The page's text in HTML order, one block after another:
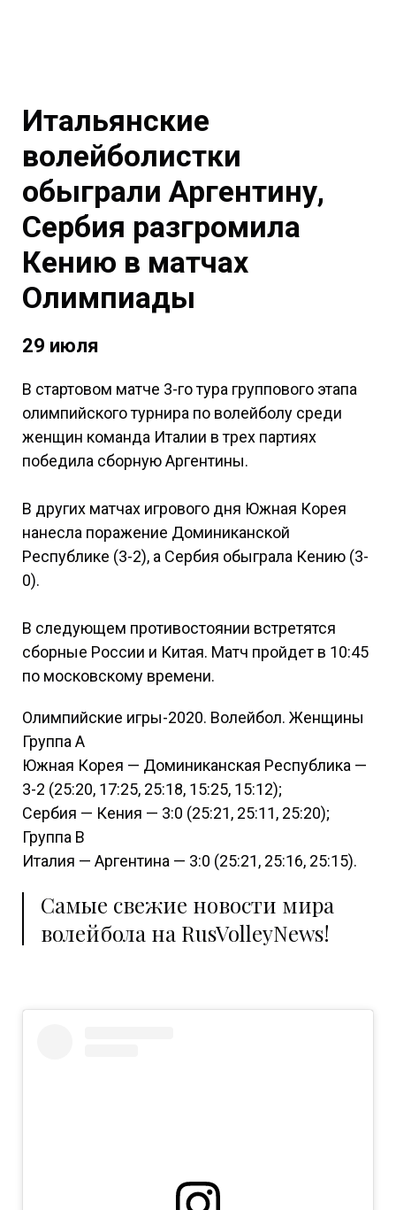
Итальянские
волейболистки
обыграли Аргентину,
Сербия разгромила
Кению в матчах
Олимпиады
29 июля
В стартовом матче 3-го тура группового этапа
олимпийского турнира по волейболу среди
женщин команда Италии в трех партиях
победила сборную Аргентины.
В других матчах игрового дня Южная Корея
нанесла поражение Доминиканской
Республике (3-2), а Сербия обыграла Кению (3-
0).
В следующем противостоянии встретятся
сборные России и Китая. Матч пройдет в 10:45
по московскому времени.
Олимпийские игры-2020. Волейбол. Женщины
Группа А
Южная Корея — Доминиканская Республика —
3-2 (25:20, 17:25, 25:18, 15:25, 15:12);
Сербия — Кения — 3:0 (25:21, 25:11, 25:20);
Группа В
Италия — Аргентина — 3:0 (25:21, 25:16, 25:15).
Самые свежие новости мира
волейбола на RusVolleyNews!